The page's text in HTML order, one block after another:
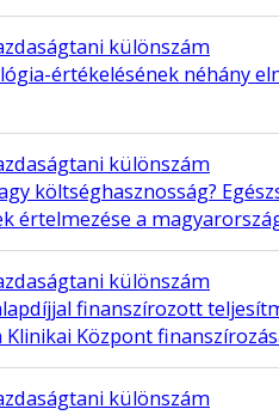
különszám
értékelésének néhány
különszám
költséghasznosság?
értelmezése a
különszám
finanszírozott
Központ
különszám